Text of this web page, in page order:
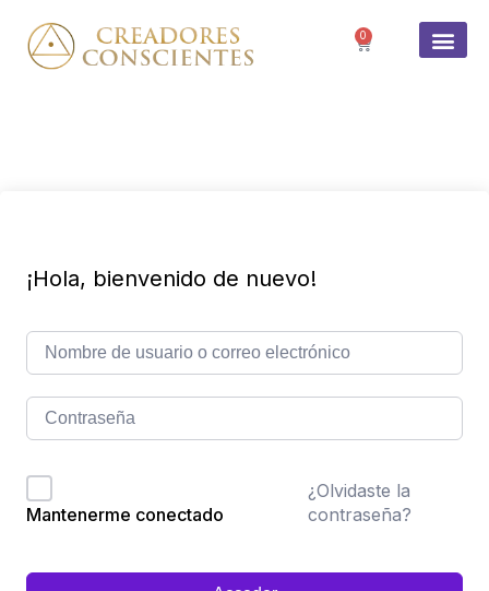
0
¡Hola, bienvenido de nuevo!
Mantenerme conectado
¿Olvidaste la
contraseña?